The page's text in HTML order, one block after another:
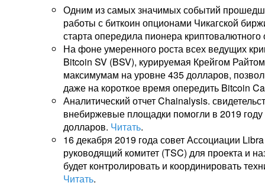
Одним из самых значимых событий
работы с биткоин опционами Чикагской
старта опередила пионера
На фоне умеренного роста всех ведущих
Bitcoin SV (BSV), курируемая Крейгом
максимумам на уровне 435 долларов,
даже на короткое время опередить Bitcoin
Аналитический отчет Chainalysis.
внебиржевые площадки помогли в 2019
долларов. Читать.
16 декабря 2019 года совет Ассоциации
руководящий комитет (TSC) для проекта и
будет контролировать и координировать
Читать.